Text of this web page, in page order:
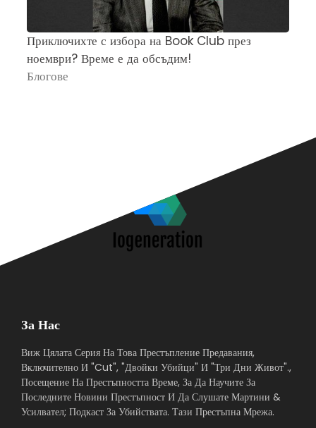
Приключихте с избора на Book Club през
ноември? Време е да обсъдим!
Блогове
За Нас
Виж Цялата Серия На Това Престъпление Предавания,
Включително И "Cut", "Двойки Убийци" И "Три Дни Живот".,
Посещение На Престъпността Време, За Да Научите За
Последните Новини Престъпност И Да Слушате Мартини &
Усилвател; Подкаст За Убийствата. Тази Престъпна Мрежа.